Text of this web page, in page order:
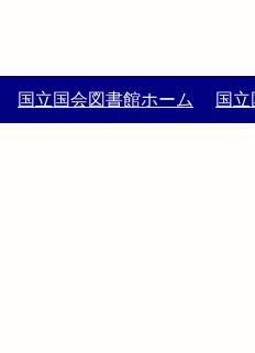
国立国会図書館ホーム 国